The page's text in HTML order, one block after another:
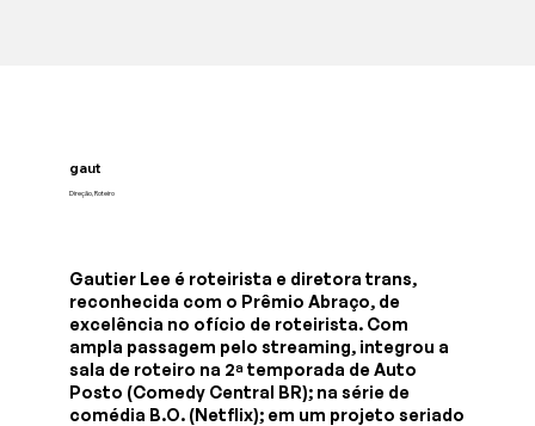
gaut
Direção, Roteiro
Gautier Lee é roteirista e diretora trans,
reconhecida com o Prêmio Abraço, de
excelência no ofício de roteirista. Com
ampla passagem pelo streaming, integrou a
sala de roteiro na 2ª temporada de Auto
Posto (Comedy Central BR); na série de
comédia B.O. (Netflix); em um projeto seriado